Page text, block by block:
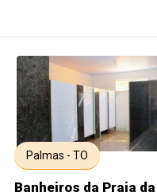
Palmas - TO
Banheiros da Praia